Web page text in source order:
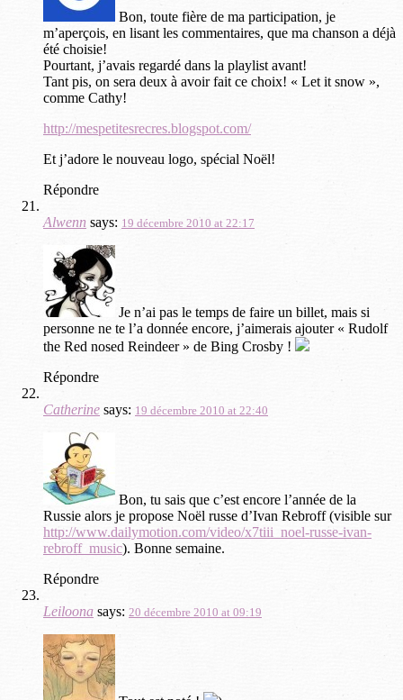
Bon, toute fière de ma participation, je
m’aperçois, en lisant les commentaires, que ma chanson a déjà
été choisie!
Pourtant, j’avais regardé dans la playlist avant!
Tant pis, on sera deux à avoir fait ce choix! « Let it snow »,
comme Cathy!
http://mespetitesrecres.blogspot.com/
Et j’adore le nouveau logo, spécial Noël!
Répondre
Alwenn says: 19 décembre 2010 at 22:17
Je n’ai pas le temps de faire un billet, mais si
personne ne te l’a donnée encore, j’aimerais ajouter « Rudolf
the Red nosed Reindeer » de Bing Crosby !
Répondre
Catherine says: 19 décembre 2010 at 22:40
Bon, tu sais que c’est encore l’année de la
Russie alors je propose Noël russe d’Ivan Rebroff (visible sur
http://www.dailymotion.com/video/x7tiii_noel-russe-ivan-
rebroff_music). Bonne semaine.
Répondre
Leiloona says: 20 décembre 2010 at 09:19